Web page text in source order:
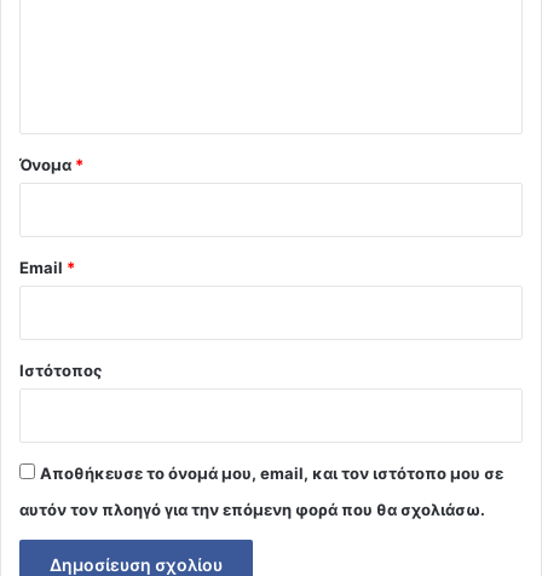
Όνομα *
Email *
Ιστότοπος
Αποθήκευσε το όνομά μου, email, και τον ιστότοπο μου σε
αυτόν τον πλοηγό για την επόμενη φορά που θα σχολιάσω.